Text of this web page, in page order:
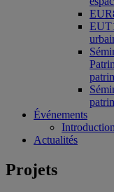
Événements
Actualités
Projets